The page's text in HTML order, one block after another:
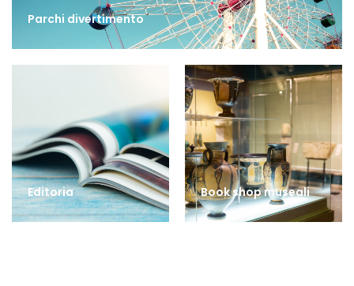
Parchi divertimento
Editoria Book shop museali